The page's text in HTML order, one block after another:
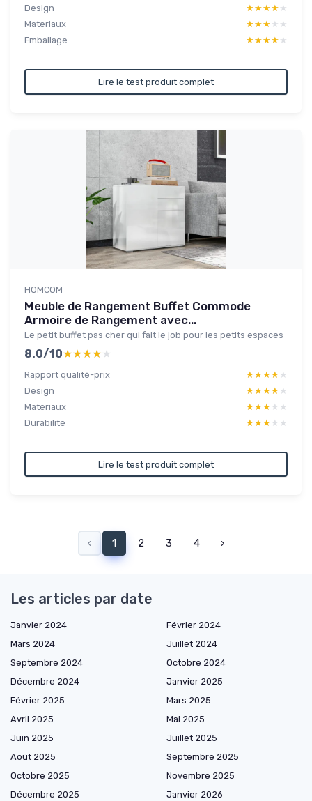
Design
★★★★★
★★★★★
Materiaux
★★★★★
★★★★★
Emballage
★★★★★
★★★★★
Lire le test produit complet
HOMCOM
Meuble de Rangement Buffet Commode
Armoire de Rangement avec...
Le petit buffet pas cher qui fait le job pour les petits espaces
8.0/10★★★★★
★★★★★
Rapport qualité-prix ★★★★★
★★★★★
Design
★★★★★
★★★★★
Materiaux
★★★★★
★★★★★
Durabilite
★★★★★
★★★★★
Lire le test produit complet
‹ 1 2 3 4 ›
Les articles par date
Janvier 2024
Février 2024
Mars 2024
Juillet 2024
Septembre 2024
Octobre 2024
Décembre 2024
Janvier 2025
Février 2025
Mars 2025
Avril 2025
Mai 2025
Juin 2025
Juillet 2025
Août 2025
Septembre 2025
Octobre 2025
Novembre 2025
Décembre 2025
Janvier 2026